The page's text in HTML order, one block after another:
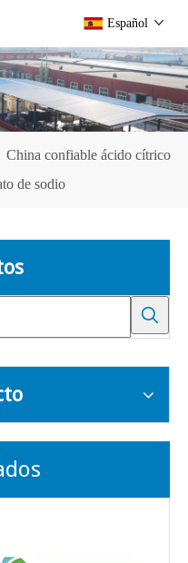
Español
China confiable ácido cítrico
de sodio